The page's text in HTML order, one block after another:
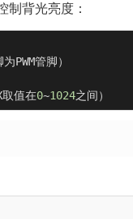
制背光亮度：
PWM管脚）
值在0~1024之间）